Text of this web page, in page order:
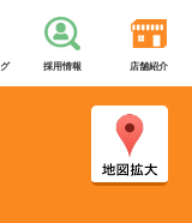
採用情報 店舗紹介